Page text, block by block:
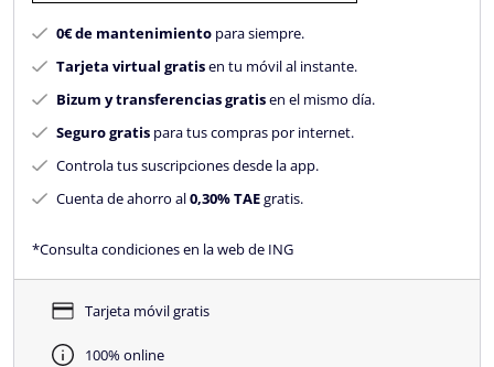
0€ de mantenimientopara siempre.
Tarjeta virtual gratisen tu móvil al instante.
Bizum y transferencias gratisen el mismo día.
Seguro gratispara tus compras por internet.
Controla tus suscripciones desde la app.
Cuenta de ahorro al0,30% TAEgratis.
*Consulta condiciones en la web de ING
Tarjeta móvil gratis
100% online